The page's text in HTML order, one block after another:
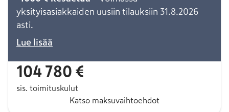
yksityisasiakkaiden uusiin tilauksiin 31.8.2026
asti.
Lue lisää
104 780 €
sis. toimituskulut
Katso maksuvaihtoehdot